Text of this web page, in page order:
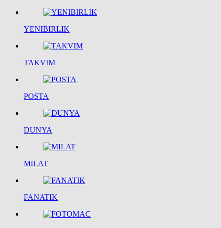
YENIBIRLIK
TAKVIM
POSTA
DUNYA
MILAT
FANATIK